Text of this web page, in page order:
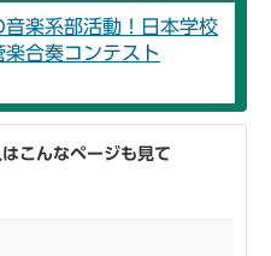
楽系部活動！日本学校
合奏コンテスト
こんなページも見て